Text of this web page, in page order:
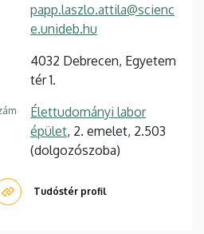
papp.laszlo.attila@scienc
e.unideb.hu
4032 Debrecen, Egyetem
tér 1.
Élettudományi labor
épület, 2. emelet, 2.503
(dolgozószoba)
Tudóstér profil